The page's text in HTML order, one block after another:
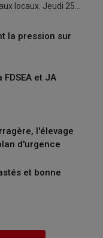
locaux. Jeudi 25…
la pression sur
et JA
l'élevage
d'urgence
et bonne